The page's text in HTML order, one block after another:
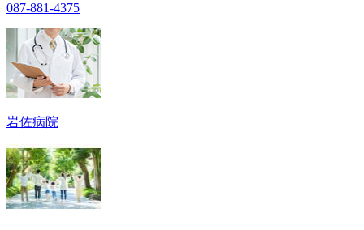
087-881-4375
岩佐病院